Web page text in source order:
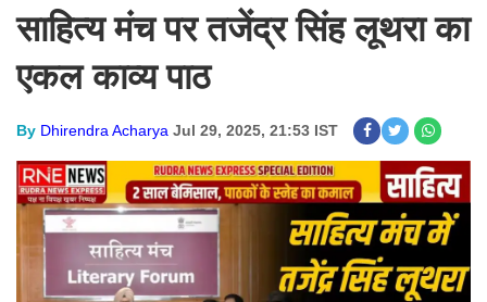
साहित्य मंच पर तजेंद्र सिंह लूथरा का
एकल काव्य पाठ
By Dhirendra Acharya Jul 29, 2025, 21:53 IST